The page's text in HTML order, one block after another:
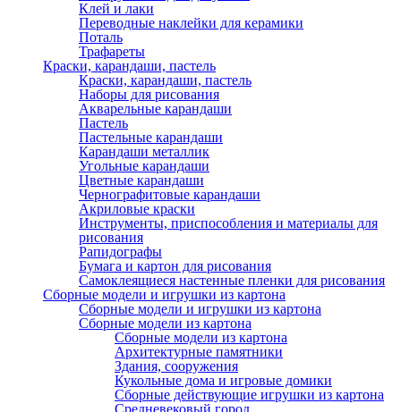
Клей и лаки
Переводные наклейки для керамики
Поталь
Трафареты
Краски, карандаши, пастель
Краски, карандаши, пастель
Наборы для рисования
Акварельные карандаши
Пастель
Пастельные карандаши
Карандаши металлик
Угольные карандаши
Цветные карандаши
Чернографитовые карандаши
Акриловые краски
Инструменты, приспособления и материалы для
рисования
Рапидографы
Бумага и картон для рисования
Самоклеящиеся настенные пленки для рисования
Сборные модели и игрушки из картона
Сборные модели и игрушки из картона
Сборные модели из картона
Сборные модели из картона
Архитектурные памятники
Здания, сооружения
Кукольные дома и игровые домики
Сборные действующие игрушки из картона
Средневековый город